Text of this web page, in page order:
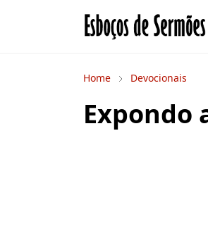
Home Devocionais
Expondo